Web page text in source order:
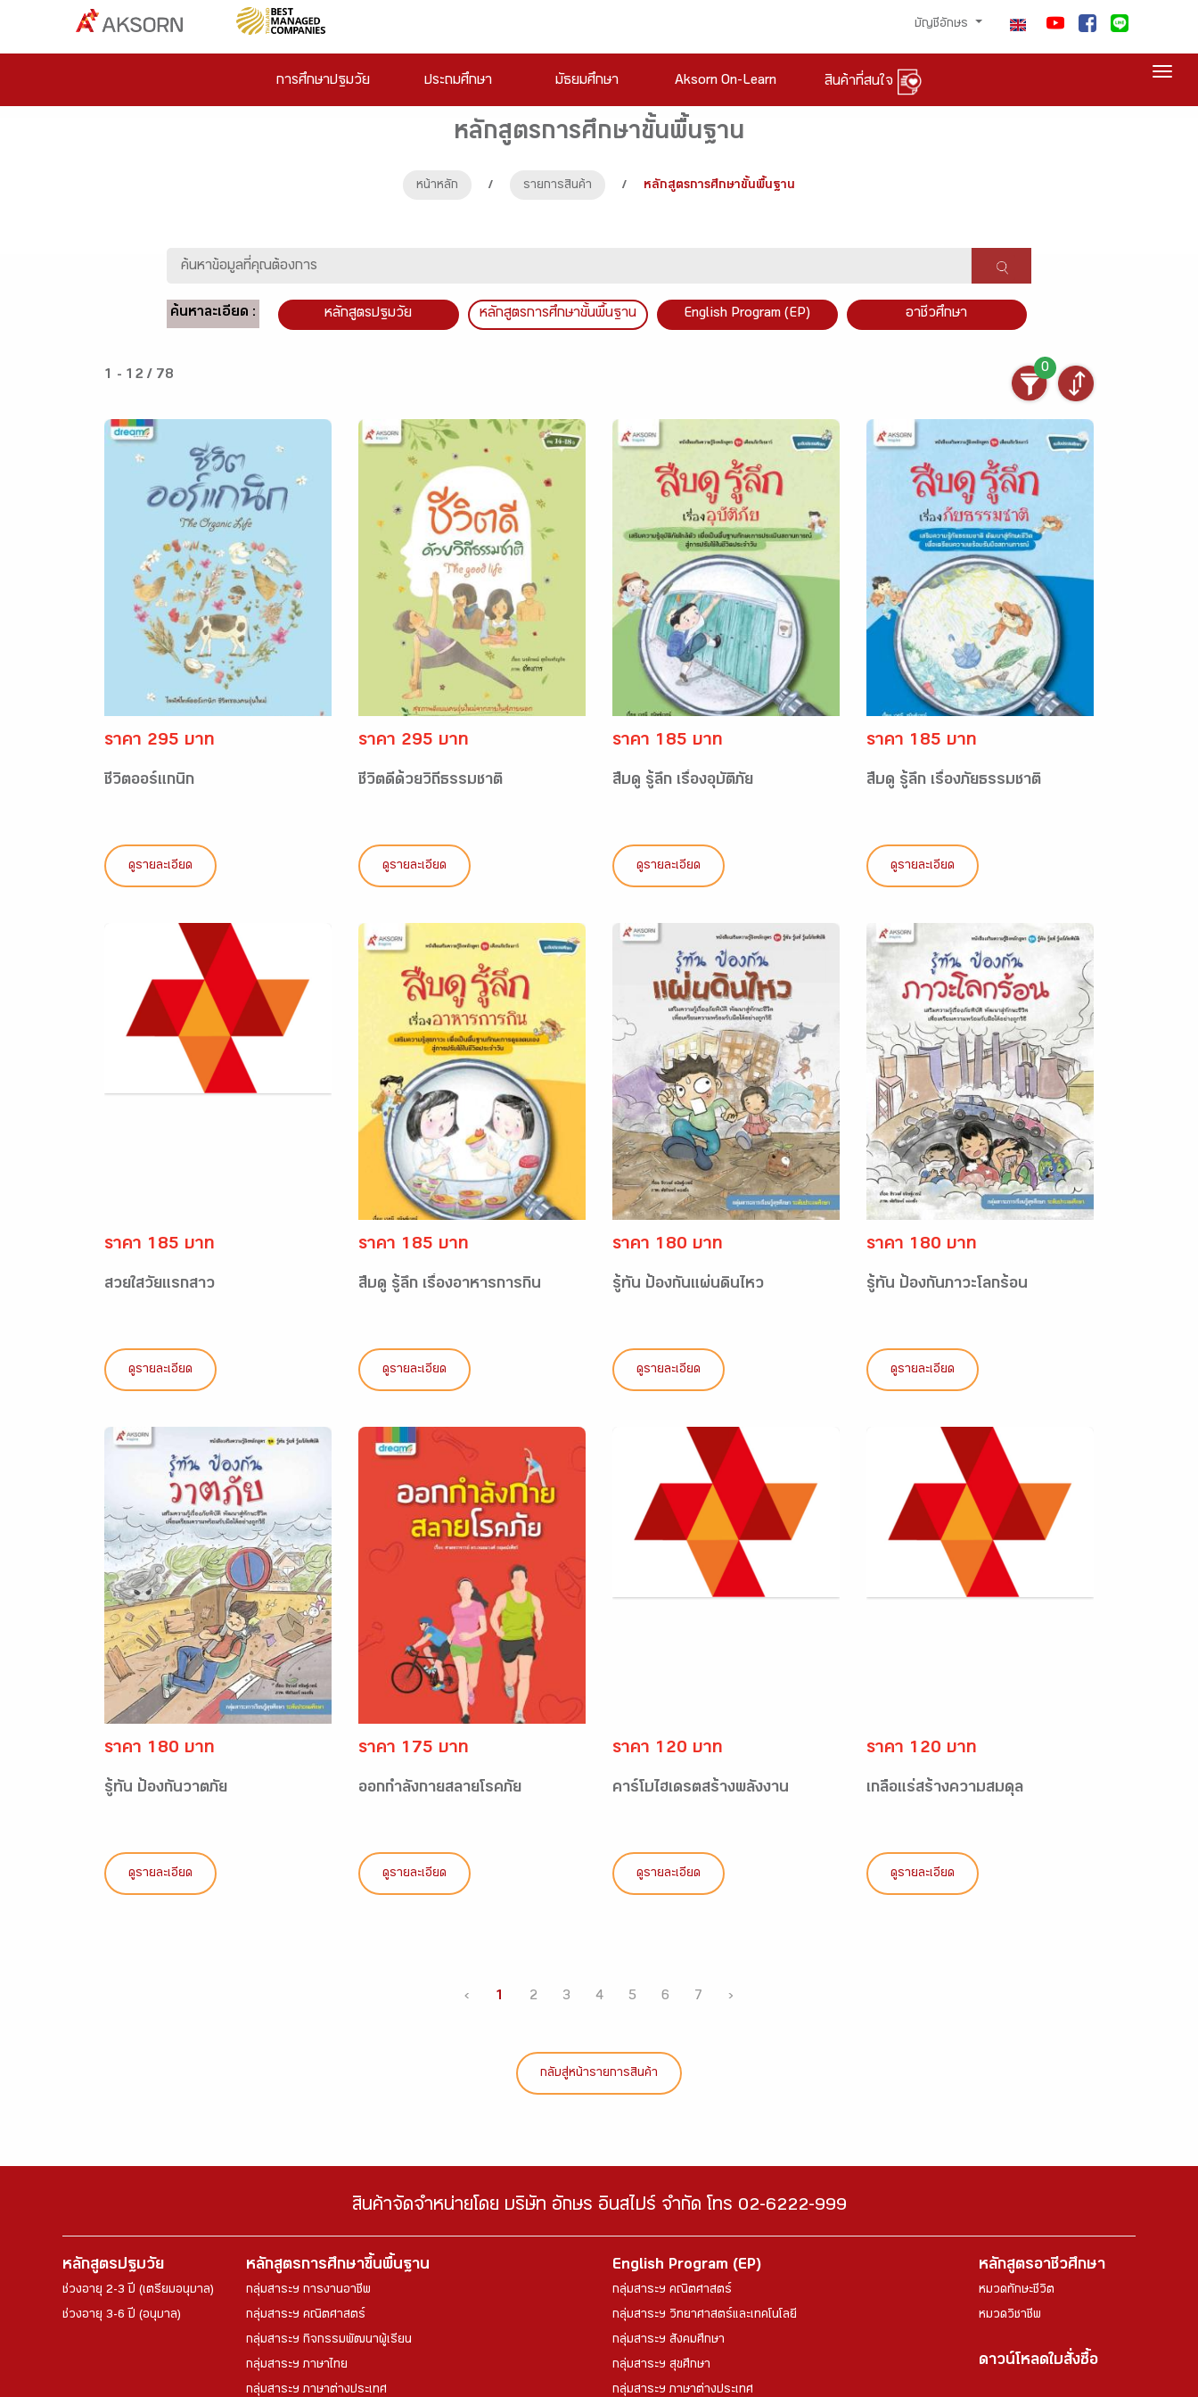
บัญชีอักษร
การศึกษาปฐมวัย ประถมศึกษา มัธยมศึกษา Aksorn On-Learn สินค้าที่สนใจ
หลักสูตรการศึกษาขั้นพื้นฐาน
หน้าหลัก / รายการสินค้า / หลักสูตรการศึกษาขั้นพื้นฐาน
ค้นหาละเอียด : หลักสูตรปฐมวัย หลักสูตรการศึกษาขั้นพื้นฐาน English Program (EP) อาชีวศึกษา
1 - 12 / 78
0
ราคา 295 บาท
ชีวิตออร์แกนิก
ดูรายละเอียด
ราคา 295 บาท
ชีวิตดีด้วยวิถีธรรมชาติ
ดูรายละเอียด
ราคา 185 บาท
สืบดู รู้ลึก เรื่องอุบัติภัย
ดูรายละเอียด
ราคา 185 บาท
สืบดู รู้ลึก เรื่องภัยธรรมชาติ
ดูรายละเอียด
ราคา 185 บาท
สวยใสวัยแรกสาว
ดูรายละเอียด
ราคา 185 บาท
สืบดู รู้ลึก เรื่องอาหารการกิน
ดูรายละเอียด
ราคา 180 บาท
รู้ทัน ป้องกันแผ่นดินไหว
ดูรายละเอียด
ราคา 180 บาท
รู้ทัน ป้องกันภาวะโลกร้อน
ดูรายละเอียด
ราคา 180 บาท
รู้ทัน ป้องกันวาตภัย
ดูรายละเอียด
ราคา 175 บาท
ออกกำลังกายสลายโรคภัย
ดูรายละเอียด
ราคา 120 บาท
คาร์โบไฮเดรตสร้างพลังงาน
ดูรายละเอียด
ราคา 120 บาท
เกลือแร่สร้างความสมดุล
ดูรายละเอียด
‹ 1 2 3 4 5 6 7 ›
กลับสู่หน้ารายการสินค้า
สินค้าจัดจำหน่ายโดย บริษัท อักษร อินสไปร์ จำกัด โทร 02-6222-999
หลักสูตรปฐมวัย
ช่วงอายุ 2-3 ปี (เตรียมอนุบาล)
ช่วงอายุ 3-6 ปี (อนุบาล)
หลักสูตรการศึกษาขึ้นพื้นฐาน
กลุ่มสาระฯ การงานอาชีพ
กลุ่มสาระฯ คณิตศาสตร์
กลุ่มสาระฯ กิจกรรมพัฒนาผู้เรียน
กลุ่มสาระฯ ภาษาไทย
กลุ่มสาระฯ ภาษาต่างประเทศ
English Program (EP)
กลุ่มสาระฯ คณิตศาสตร์
กลุ่มสาระฯ วิทยาศาสตร์และเทคโนโลยี
กลุ่มสาระฯ สังคมศึกษา
กลุ่มสาระฯ สุขศึกษา
กลุ่มสาระฯ ภาษาต่างประเทศ
หลักสูตรอาชีวศึกษา
หมวดทักษะชีวิต
หมวดวิชาชีพ
ดาวน์โหลดใบสั่งซื้อ